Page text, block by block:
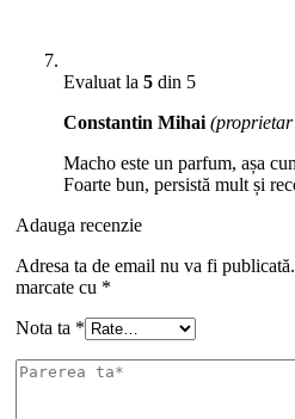
Evaluat la 5 din 5
Constantin Mihai
Macho este un parfum, așa
Foarte bun, persistă mult și
Adauga recenzie
Adresa ta de email nu va fi publicată.
marcate cu *
Nota ta *